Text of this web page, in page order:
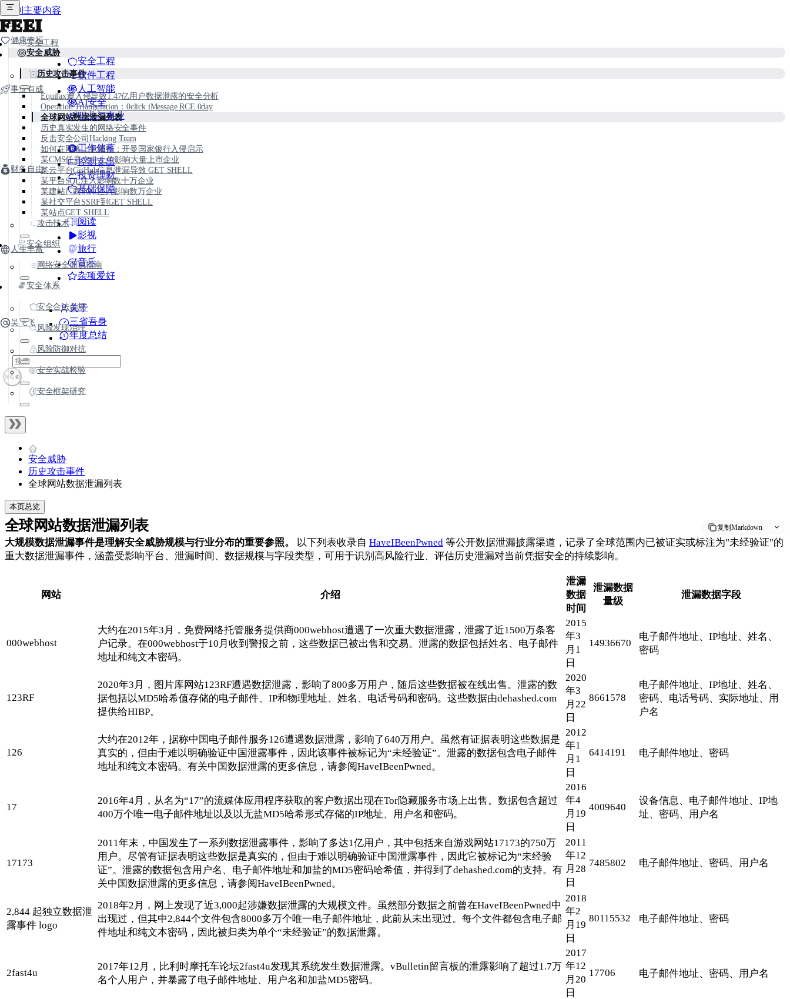
跳到主要内容
FEEI
健康幸福
事业有成
安全工程
软件工程
人工智能
AI安全
职业与事业
财务自由
工作储蓄
控制支出
投资理财
基础保障
人生丰富
阅读
影视
旅行
音乐
杂项爱好
吴飞飞
关于
三省吾身
年度总结
安全工程
安全威胁
历史攻击事件
Equifax遭入侵导致1.47亿用户数据泄露的安全分析
Operation Triangulation：0click iMessage RCE 0day
全球网站数据泄漏列表
历史真实发生的网络安全事件
反击安全公司Hacking Team
如何在网络上抢银行：开曼国家银行入侵启示
某CMS任意文件上传影响大量上市企业
某云平台GitHub信息泄漏导致 GET SHELL
某平台SQL注入影响数十万企业
某建站厂商SQL注入影响数万企业
某社交平台SSRF到GET SHELL
某站点GET SHELL
攻击技术
安全组织
网络安全面试指南
安全体系
安全合法合规
风险发现治理
风险防御对抗
安全实战检验
安全框架研究
安全威胁
历史攻击事件
全球网站数据泄漏列表
本页总览
全球网站数据泄漏列表 复制Markdown
大规模数据泄漏事件是理解安全威胁规模与行业分布的重要参照。 以下列表收录自 HaveIBeenPwned 等公开数据泄漏披露渠道，记录了全球范围内已被证实或标注为"未经验证"的
重大数据泄漏事件，涵盖受影响平台、泄漏时间、数据规模与字段类型，可用于识别高风险行业、评估历史泄漏对当前凭据安全的持续影响。
网站 介绍
泄漏
数据
时间
泄漏数据
量级
泄漏数据字段
000webhost
大约在2015年3月，免费网络托管服务提供商000webhost遭遇了一次重大数据泄露，泄露了近1500万条客
户记录。在000webhost于10月收到警报之前，这些数据已被出售和交易。泄露的数据包括姓名、电子邮件
地址和纯文本密码。
2015
年3
月1
日
14936670
电子邮件地址、IP地址、姓名、
密码
123RF
2020年3月，图片库网站123RF遭遇数据泄露，影响了800多万用户，随后这些数据被在线出售。泄露的数
据包括以MD5哈希值存储的电子邮件、IP和物理地址、姓名、电话号码和密码。这些数据由dehashed.com
提供给HIBP。
2020
年3
月22
日
8661578
电子邮件地址、IP地址、姓名、
密码、电话号码、实际地址、用
户名
126
大约在2012年，据称中国电子邮件服务126遭遇数据泄露，影响了640万用户。虽然有证据表明这些数据是
真实的，但由于难以明确验证中国泄露事件，因此该事件被标记为“未经验证”。泄露的数据包含电子邮件
地址和纯文本密码。有关中国数据泄露的更多信息，请参阅HaveIBeenPwned。
2012
年1
月1
日
6414191 电子邮件地址、密码
17
2016年4月，从名为“17”的流媒体应用程序获取的客户数据出现在Tor隐藏服务市场上出售。数据包含超过
400万个唯一电子邮件地址以及以无盐MD5哈希形式存储的IP地址、用户名和密码。
2016
年4
月19
日
4009640
设备信息、电子邮件地址、IP地
址、密码、用户名
17173
2011年末，中国发生了一系列数据泄露事件，影响了多达1亿用户，其中包括来自游戏网站17173的750万
用户。尽管有证据表明这些数据是真实的，但由于难以明确验证中国泄露事件，因此它被标记为“未经验
证”。泄露的数据包含用户名、电子邮件地址和加盐的MD5密码哈希值，并得到了dehashed.com的支持。有
关中国数据泄露的更多信息，请参阅HaveIBeenPwned。
2011
年12
月28
日
7485802 电子邮件地址、密码、用户名
2,844 起独立数据泄
露事件 logo
2018年2月，网上发现了近3,000起涉嫌数据泄露的大规模文件。虽然部分数据之前曾在HaveIBeenPwned中
出现过，但其中2,844个文件包含8000多万个唯一电子邮件地址，此前从未出现过。每个文件都包含电子邮
件地址和纯文本密码，因此被归类为单个“未经验证”的数据泄露。
2018
年2
月19
日
80115532 电子邮件地址、密码
2fast4u
2017年12月，比利时摩托车论坛2fast4u发现其系统发生数据泄露。vBulletin留言板的泄露影响了超过1.7万
名个人用户，并暴露了电子邮件地址、用户名和加盐MD5密码。
2017
年12
月20
日
17706 电子邮件地址、密码、用户名